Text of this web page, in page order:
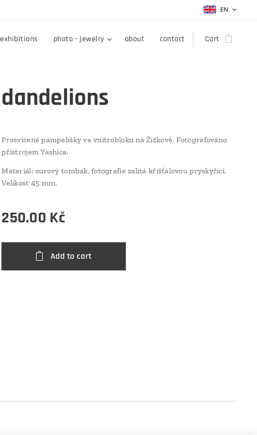
EN
exhibitions photo - jewelry about contact Cart
dandelions
Prosvícené pampelišky ve vnitrobloku na Žižkově. Fotografováno
přístrojem Yashica.
Materiál: surový tombak, fotografie zalitá křišťálovou pryskyřicí.
Velikost 45 mm.
250.00 Kč
Add to cart